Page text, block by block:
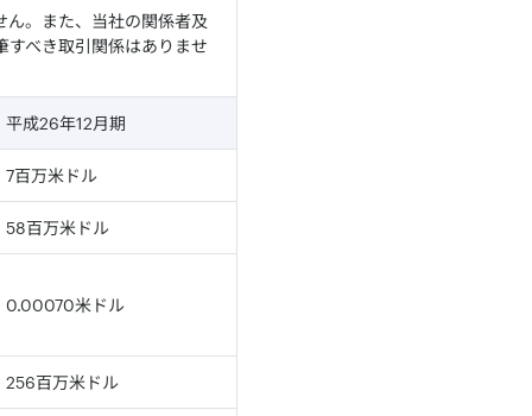
ん。また、当社の関係者及
すべき取引関係はありませ
平成26年12月期
7百万米ドル
58百万米ドル
0.00070米ドル
256百万米ドル